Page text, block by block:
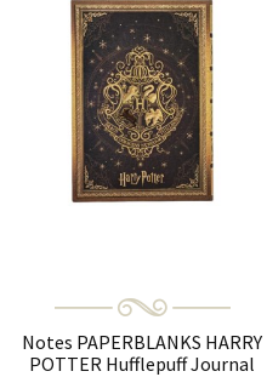
Notes PAPERBLANKS HARRY
POTTER Hufflepuff Journal